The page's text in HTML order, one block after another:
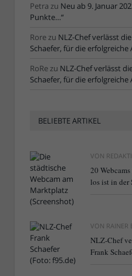
Petra zu Neu ab 9. Januar
Punkte…“
Rorezu NLZ-Chef verlässt
Schaefer, für die erfolgreiche
RoRezu NLZ-Chef verlässt
Schaefer, für die erfolgreiche
BELIEBTE ARTIKEL
VON
20
los ist in der
VON RAINER
NLZ-Chef
Frank